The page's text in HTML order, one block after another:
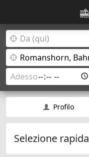
Profilo
Selezione rapida